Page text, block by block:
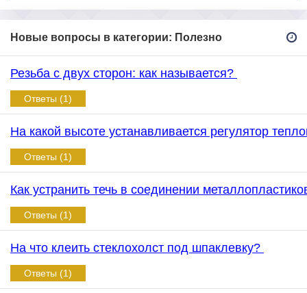
Новые вопросы в категории: Полезно
Резьба с двух сторон: как называется?
Ответы (1)
На какой высоте устанавливается регулятор
Ответы (1)
Как устранить течь в соединении
Ответы (1)
На что клеить стеклохолст под шпаклевку?
Ответы (1)